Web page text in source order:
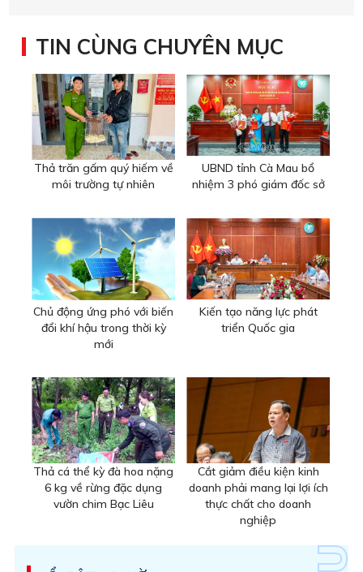
TIN CÙNG CHUYÊN MỤC
Thả trăn gấm quý hiếm về
môi trường tự nhiên
UBND tỉnh Cà Mau bổ
nhiệm 3 phó giám đốc sở
Chủ động ứng phó với biến
đổi khí hậu trong thời kỳ
mới
Kiến tạo năng lực phát
triển Quốc gia
Thả cá thể kỳ đà hoa nặng
6 kg về rừng đặc dụng
vườn chim Bạc Liêu
Cắt giảm điều kiện kinh
doanh phải mang lại lợi ích
thực chất cho doanh
nghiệp